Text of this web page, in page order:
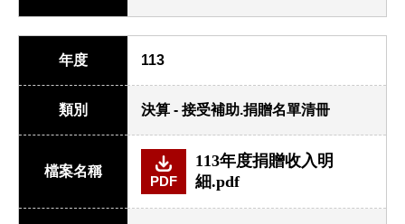
年度 113
類別 決算 - 接受補助.捐贈名單清冊
檔案名稱
PDF
113年度捐贈收入明
細.pdf